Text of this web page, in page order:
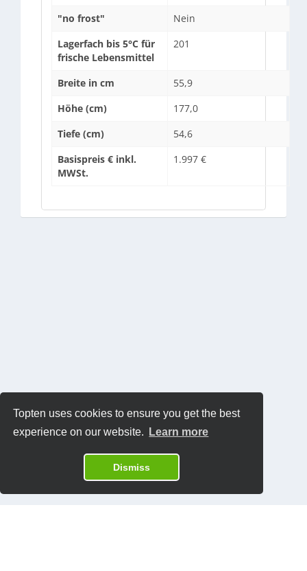
Topten uses cookies to ensure you get the best
experience on our website.
Learn more
Dismiss
"no frost"
Nein
Lagerfach bis 5°C für
frische Lebensmittel
201
Breite in cm
55,9
Höhe (cm)
177,0
Tiefe (cm)
54,6
Basispreis € inkl.
MWSt.
1.997 €